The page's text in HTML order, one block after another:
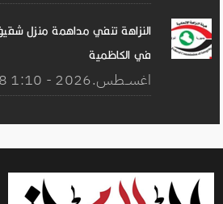
النزاهة تنفي مداهمة منزل
في الكاظمية
08 اغســطس.2026 - 1:10